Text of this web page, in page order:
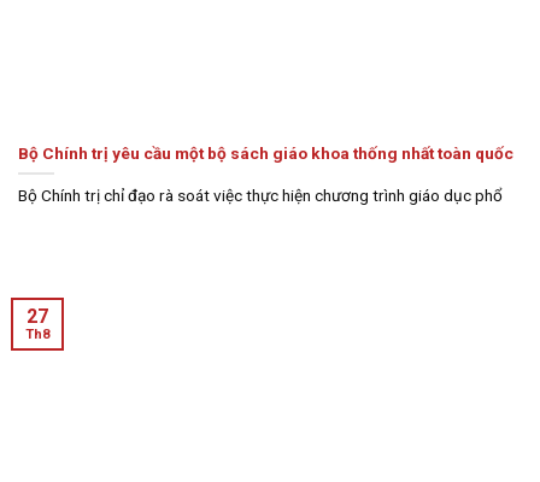
Bộ Chính trị yêu cầu một bộ sách giáo khoa thống nhất toàn quốc
Bộ Chính trị chỉ đạo rà soát việc thực hiện chương trình giáo dục phổ
27
Th8